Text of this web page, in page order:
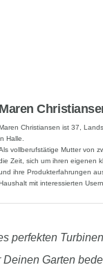
Maren
Christiansen ist 37,
Halle.
vollberufstätige Mutter von
Zeit, sich um ihren eigenen
ihre Produkterfahrungen
mit interessierten
perfekten
Deinen Garten